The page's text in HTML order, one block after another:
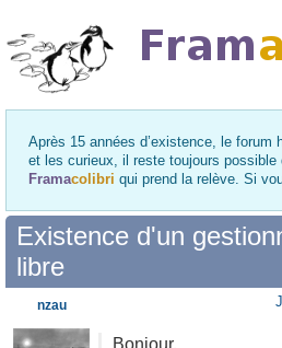
Après 15 années d’existence, le
et les curieux, il reste toujours
Framacolibri qui prend la relève. Si
Existence d'un
libre
Bonjour,
nzau